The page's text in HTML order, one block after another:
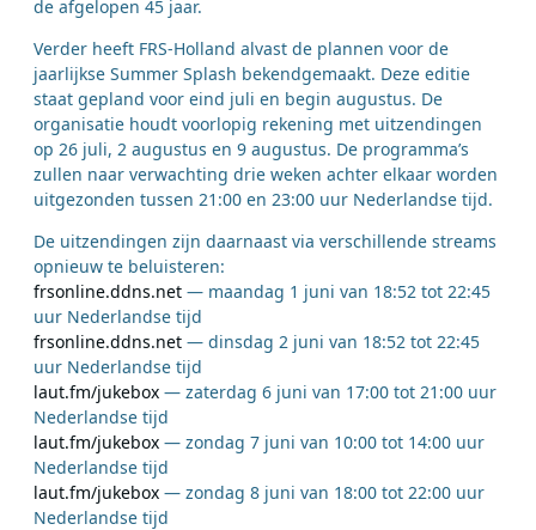
de afgelopen 45 jaar.
Verder heeft FRS-Holland alvast de plannen voor de
jaarlijkse Summer Splash bekendgemaakt. Deze editie
staat gepland voor eind juli en begin augustus. De
organisatie houdt voorlopig rekening met uitzendingen
op 26 juli, 2 augustus en 9 augustus. De programma’s
zullen naar verwachting drie weken achter elkaar worden
uitgezonden tussen 21:00 en 23:00 uur Nederlandse tijd.
De uitzendingen zijn daarnaast via verschillende streams
opnieuw te beluisteren:
frsonline.ddns.net — maandag 1 juni van 18:52 tot 22:45
uur Nederlandse tijd
frsonline.ddns.net — dinsdag 2 juni van 18:52 tot 22:45
uur Nederlandse tijd
laut.fm/jukebox — zaterdag 6 juni van 17:00 tot 21:00 uur
Nederlandse tijd
laut.fm/jukebox — zondag 7 juni van 10:00 tot 14:00 uur
Nederlandse tijd
laut.fm/jukebox — zondag 8 juni van 18:00 tot 22:00 uur
Nederlandse tijd